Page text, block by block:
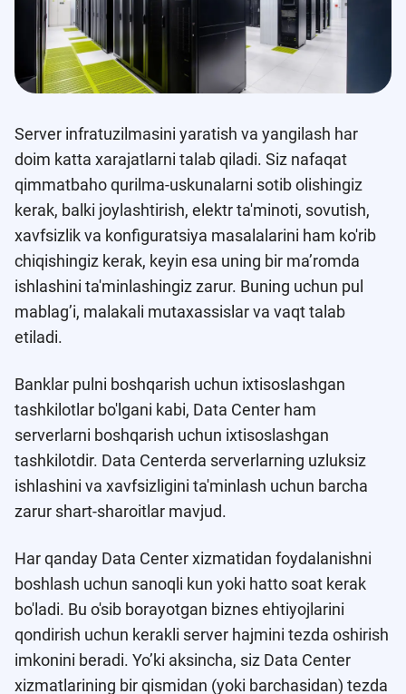
Server infratuzilmasini yaratish va yangilash har
doim katta xarajatlarni talab qiladi. Siz nafaqat
qimmatbaho qurilma-uskunalarni sotib olishingiz
kerak, balki joylashtirish, elektr ta'minoti, sovutish,
xavfsizlik va konfiguratsiya masalalarini ham ko'rib
chiqishingiz kerak, keyin esa uning bir ma’romda
ishlashini ta'minlashingiz zarur. Buning uchun pul
mablag’i, malakali mutaxassislar va vaqt talab
etiladi.
Banklar pulni boshqarish uchun ixtisoslashgan
tashkilotlar bo'lgani kabi, Data Center ham
serverlarni boshqarish uchun ixtisoslashgan
tashkilotdir. Data Centerda serverlarning uzluksiz
ishlashini va xavfsizligini ta'minlash uchun barcha
zarur shart-sharoitlar mavjud.
Har qanday Data Center xizmatidan foydalanishni
boshlash uchun sanoqli kun yoki hatto soat kerak
bo'ladi. Bu o'sib borayotgan biznes ehtiyojlarini
qondirish uchun kerakli server hajmini tezda oshirish
imkonini beradi. Yo’ki aksincha, siz Data Center
xizmatlarining bir qismidan (yoki barchasidan) tezda